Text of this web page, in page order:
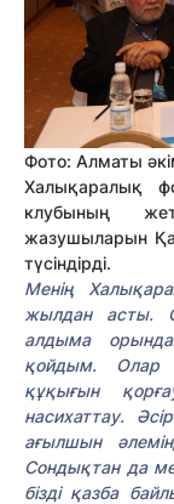
Фото: Алматы
Халықаралық
клубының
жазушыларын
түсіндірді.
Менің
жылдан асты.
алдыма
қойдым. Олар
құқығын
насихаттау.
ағылшын
Сондықтан да
бізді қазба